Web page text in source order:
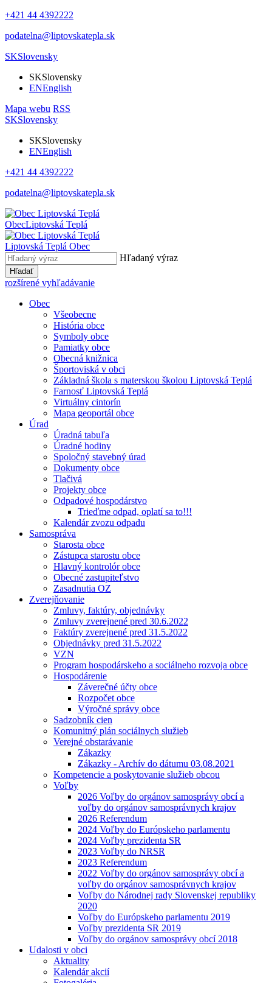
+421 44 4392222
podatelna@liptovskatepla.sk
SKSlovensky
SKSlovensky
ENEnglish
Mapa webu RSS
SKSlovensky
SKSlovensky
ENEnglish
+421 44 4392222
podatelna@liptovskatepla.sk
ObecLiptovská Teplá
Liptovská Teplá Obec
Hľadaný výraz
Hľadať
rozšírené vyhľadávanie
Obec
Všeobecne
História obce
Symboly obce
Pamiatky obce
Obecná knižnica
Športoviská v obci
Základná škola s materskou školou Liptovská Teplá
Farnosť Liptovská Teplá
Virtuálny cintorín
Mapa geoportál obce
Úrad
Úradná tabuľa
Úradné hodiny
Spoločný stavebný úrad
Dokumenty obce
Tlačivá
Projekty obce
Odpadové hospodárstvo
Trieďme odpad, oplatí sa to!!!
Kalendár zvozu odpadu
Samospráva
Starosta obce
Zástupca starostu obce
Hlavný kontrolór obce
Obecné zastupiteľstvo
Zasadnutia OZ
Zverejňovanie
Zmluvy, faktúry, objednávky
Zmluvy zverejnené pred 30.6.2022
Faktúry zverejnené pred 31.5.2022
Objednávky pred 31.5.2022
VZN
Program hospodárskeho a sociálneho rozvoja obce
Hospodárenie
Záverečné účty obce
Rozpočet obce
Výročné správy obce
Sadzobník cien
Komunitný plán sociálnych služieb
Verejné obstarávanie
Zákazky
Zákazky - Archív do dátumu 03.08.2021
Kompetencie a poskytovanie služieb obcou
Voľby
2026 Voľby do orgánov samosprávy obcí a
voľby do orgánov samosprávnych krajov
2026 Referendum
2024 Voľby do Európskeho parlamentu
2024 Voľby prezidenta SR
2023 Voľby do NRSR
2023 Referendum
2022 Voľby do orgánov samosprávy obcí a
voľby do orgánov samosprávnych krajov
Voľby do Národnej rady Slovenskej republiky
2020
Voľby do Európskeho parlamentu 2019
Voľby prezidenta SR 2019
Voľby do orgánov samosprávy obcí 2018
Udalosti v obci
Aktuality
Kalendár akcií